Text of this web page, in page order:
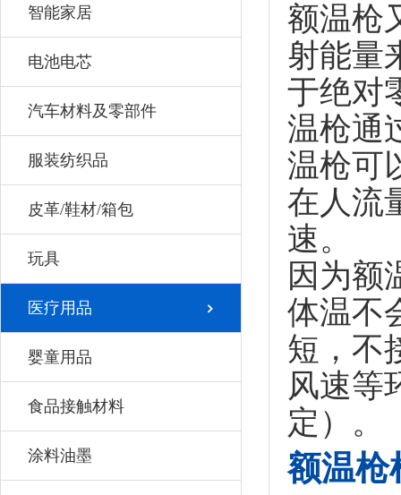
智能家居
电池电芯
汽车材料及零部件
服装纺织品
皮革/鞋材/箱包
玩具
医疗用品
婴童用品
食品接触材料
涂料油墨
额温枪
射能量
于绝对
温枪通
温枪可
在人流
速。
因为额
体温不
短，不
风速等
定）。
额温枪